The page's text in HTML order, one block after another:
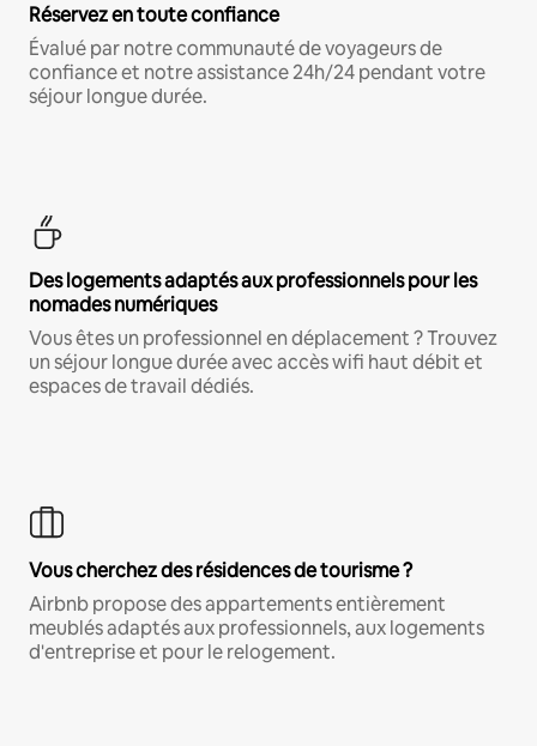
Réservez en toute confiance
Évalué par notre communauté de voyageurs de
confiance et notre assistance 24h/24 pendant votre
séjour longue durée.
Des logements adaptés aux professionnels pour les
nomades numériques
Vous êtes un professionnel en déplacement ? Trouvez
un séjour longue durée avec accès wifi haut débit et
espaces de travail dédiés.
Vous cherchez des résidences de tourisme ?
Airbnb propose des appartements entièrement
meublés adaptés aux professionnels, aux logements
d'entreprise et pour le relogement.